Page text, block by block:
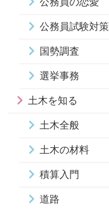
公務員試験対策
国勢調査
選挙事務
土木を知る
土木全般
土木の材料
積算入門
道路